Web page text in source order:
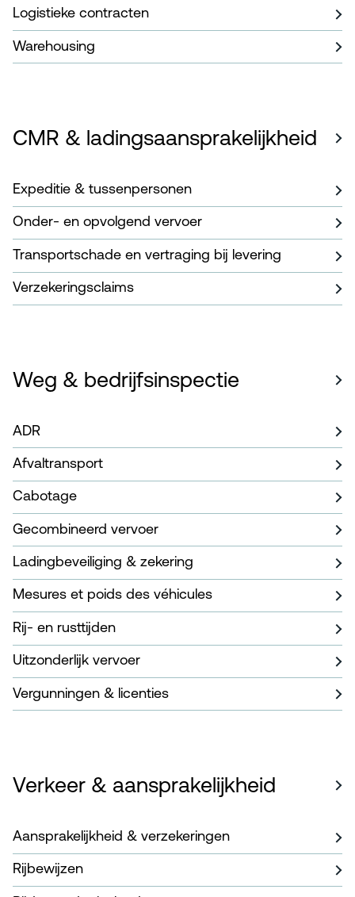
Logistieke contracten
Warehousing
CMR & ladingsaansprakelijkheid
Expeditie & tussenpersonen
Onder- en opvolgend vervoer
Transportschade en vertraging bij levering
Verzekeringsclaims
Weg & bedrijfsinspectie
ADR
Afvaltransport
Cabotage
Gecombineerd vervoer
Ladingbeveiliging & zekering
Mesures et poids des véhicules
Rij- en rusttijden
Uitzonderlijk vervoer
Vergunningen & licenties
Verkeer & aansprakelijkheid
Aansprakelijkheid & verzekeringen
Rijbewijzen